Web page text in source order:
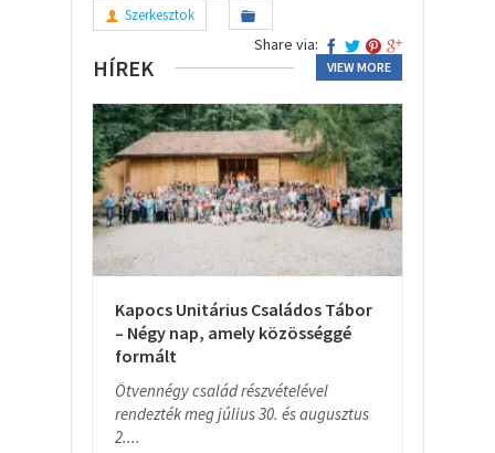
Szerkesztok
Share via:
HÍREK VIEW MORE
Kapocs Unitárius Családos Tábor
– Négy nap, amely közösséggé
formált
Ötvennégy család részvételével
rendezték meg július 30. és augusztus
2....